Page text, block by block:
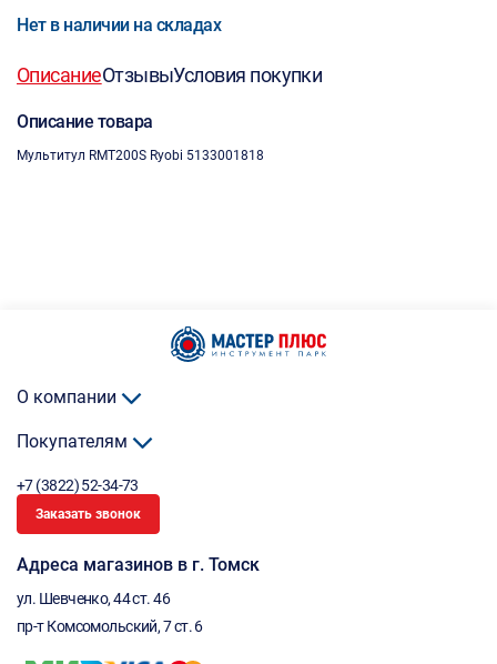
Нет в наличии на складах
ОписаниеОтзывыУсловия покупки
Описание товара
Мультитул RMT200S Ryobi 5133001818
О компании
Покупателям
+7 (3822) 52-34-73
Заказать звонок
Адреса магазинов в г. Томск
ул. Шевченко, 44 ст. 46
пр-т Комсомольский, 7 ст. 6